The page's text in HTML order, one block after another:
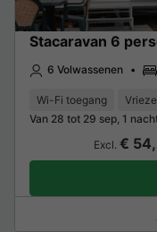
Stacaravan 6
6 Volwassenen
Wi-Fi toegang
Van 28 tot 29 sep, 1
Excl. €